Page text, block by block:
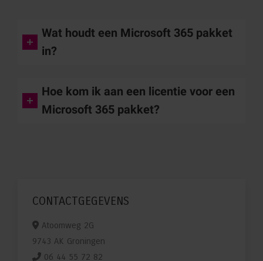
Wat houdt een Microsoft 365 pakket
in?
Hoe kom ik aan een licentie voor een
Microsoft 365 pakket?
CONTACTGEGEVENS
Atoomweg 2G
9743 AK Groningen
06 44 55 72 82